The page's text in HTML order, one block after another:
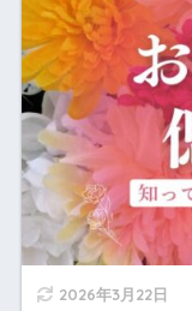
2026年3月22日